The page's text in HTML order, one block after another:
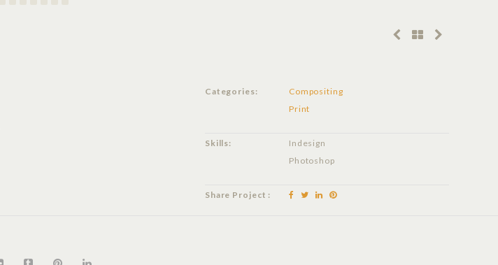
Categories:
Compositing
Print
Skills:
Indesign
Photoshop
Share Project :